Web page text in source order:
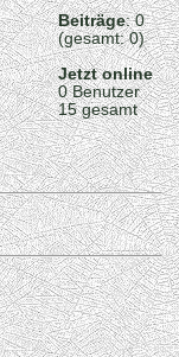
Beiträge: 0
(gesamt: 0)
Jetzt online
0 Benutzer
15 gesamt